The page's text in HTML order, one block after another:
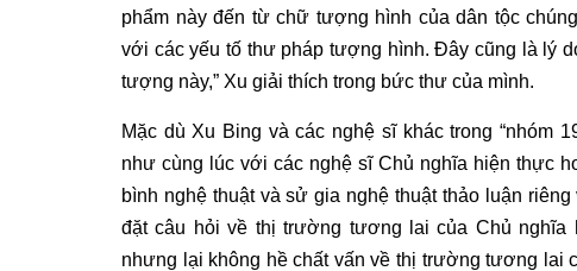
phẩm này đến từ chữ tượng hình của dân tộc
với các yếu tố thư pháp tượng hình. Đây cũng là lý
tượng này,” Xu giải thích trong bức thư của mình.
Mặc dù Xu Bing và các nghệ sĩ khác trong “nhóm
như cùng lúc với các nghệ sĩ Chủ nghĩa hiện thực
bình nghệ thuật và sử gia nghệ thuật thảo luận
đặt câu hỏi về thị trường tương lai của Chủ nghĩa
nhưng lại không hề chất vấn về thị trường tương lai